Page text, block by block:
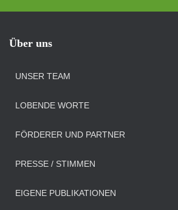
Über uns
UNSER TEAM
LOBENDE WORTE
FÖRDERER UND PARTNER
PRESSE / STIMMEN
EIGENE PUBLIKATIONEN